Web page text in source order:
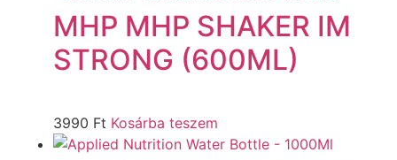
MHP MHP SHAKER IM
STRONG (600ML)
3990 Ft Kosárba teszem